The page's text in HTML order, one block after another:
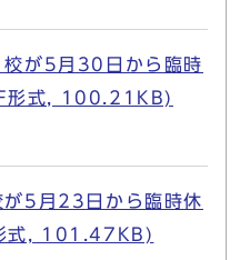
校が5月30日から臨時
形式, 100.21KB)
5月23日から臨時休
式, 101.47KB)